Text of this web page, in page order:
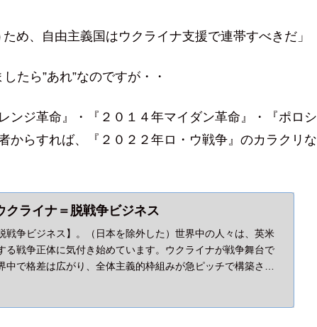
め、自由主義国はウクライナ支援で連帯すべきだ」
たら”あれ”なのですが・・
ンジ革命』・『２０１４年マイダン革命』・『ポロシ
からすれば、『２０２２年ロ・ウ戦争』のカラクリな
クライナ＝脱戦争ビジネス
戦争ビジネス】。（日本を除外した）世界中の人々は、英米
る戦争正体に気付き始めています。ウクライナが戦争舞台で
中で格差は広がり、全体主義的枠組みが急ピッチで構築され